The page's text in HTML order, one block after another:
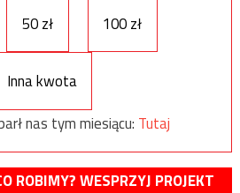
50 zł 100 zł
Inna kwota
nas tym miesiącu: Tutaj
ROBIMY? WESPRZYJ PROJEKT